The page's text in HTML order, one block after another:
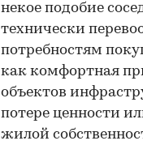
некое подобие
технически
потребностям
как комфортная
объектов
потере ценности
жилой